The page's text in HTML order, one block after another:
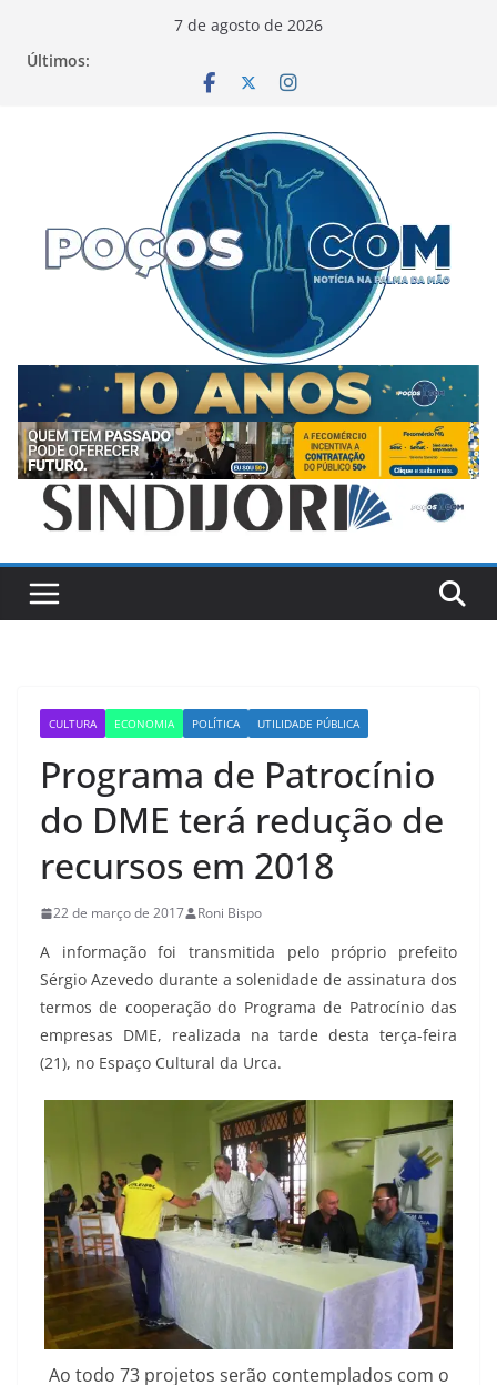
7 de agosto de 2026
Últimos:
CULTURA ECONOMIA POLÍTICA UTILIDADE PÚBLICA
Programa de Patrocínio
do DME terá redução de
recursos em 2018
22 de março de 2017 Roni Bispo
A informação foi transmitida pelo próprio prefeito
Sérgio Azevedo durante a solenidade de assinatura dos
termos de cooperação do Programa de Patrocínio das
empresas DME, realizada na tarde desta terça-feira
(21), no Espaço Cultural da Urca.
Ao todo 73 projetos serão contemplados com o